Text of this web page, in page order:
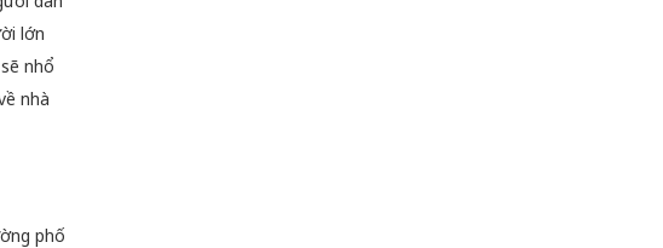
lớn
nhổ
nhà
phố